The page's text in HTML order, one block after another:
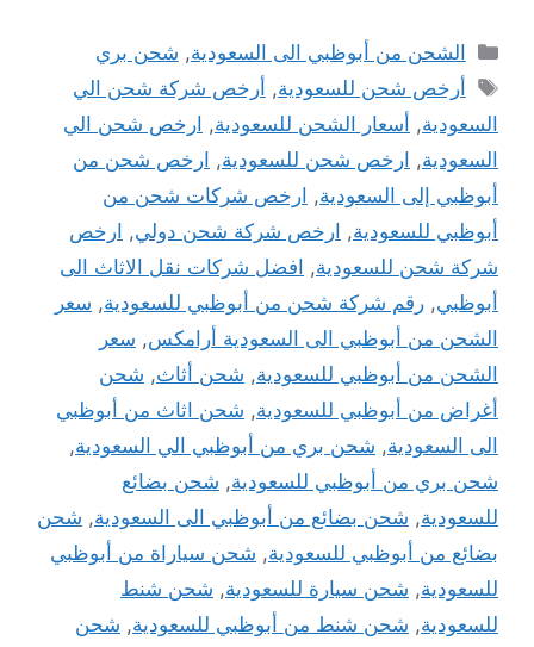
التصنيفات
الشحن من أبوظبي الى السعودية, شحن بري
الوسوم
أرخص شحن للسعودية, أرخص شركة شحن الي
السعودية, أسعار الشحن للسعودية, ارخص شحن الي
السعودية, ارخص شحن للسعودية, ارخص شحن من
أبوظبي إلى السعودية, ارخص شركات شحن من
أبوظبي للسعودية, ارخص شركة شحن دولي, ارخص
شركة شحن للسعودية, افضل شركات نقل الاثاث الى
أبوظبي, رقم شركة شحن من أبوظبي للسعودية, سعر
الشحن من أبوظبي الى السعودية أرامكس, سعر
الشحن من أبوظبي للسعودية, شحن أثاث, شحن
أغراض من أبوظبي للسعودية, شحن اثاث من أبوظبي
الى السعودية, شحن بري من أبوظبي الي السعودية,
شحن بري من أبوظبي للسعودية, شحن بضائع
للسعودية, شحن بضائع من أبوظبي الى السعودية, شحن
بضائع من أبوظبي للسعودية, شحن سياراة من أبوظبي
للسعودية, شحن سيارة للسعودية, شحن شنط
للسعودية, شحن شنط من أبوظبي للسعودية, شحن